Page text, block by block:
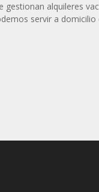
gestionan alquileres
servir a domicilio